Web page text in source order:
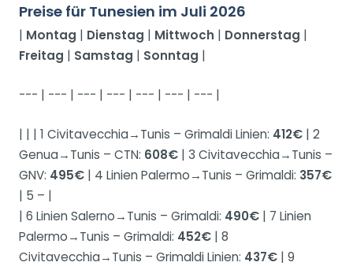
Preise für Tunesien im Juli 2026
| Montag | Dienstag | Mittwoch | Donnerstag |
Freitag | Samstag | Sonntag |
--- | --- | --- | --- | --- | --- | --- |
| | | 1 Civitavecchia→Tunis – Grimaldi Linien: 412€ | 2
Genua→Tunis – CTN: 608€ | 3 Civitavecchia→Tunis –
GNV: 495€ | 4 Linien Palermo→Tunis – Grimaldi: 357€
| 5 – |
| 6 Linien Salerno→Tunis – Grimaldi: 490€ | 7 Linien
Palermo→Tunis – Grimaldi: 452€ | 8
Civitavecchia→Tunis – Grimaldi Linien: 437€ | 9